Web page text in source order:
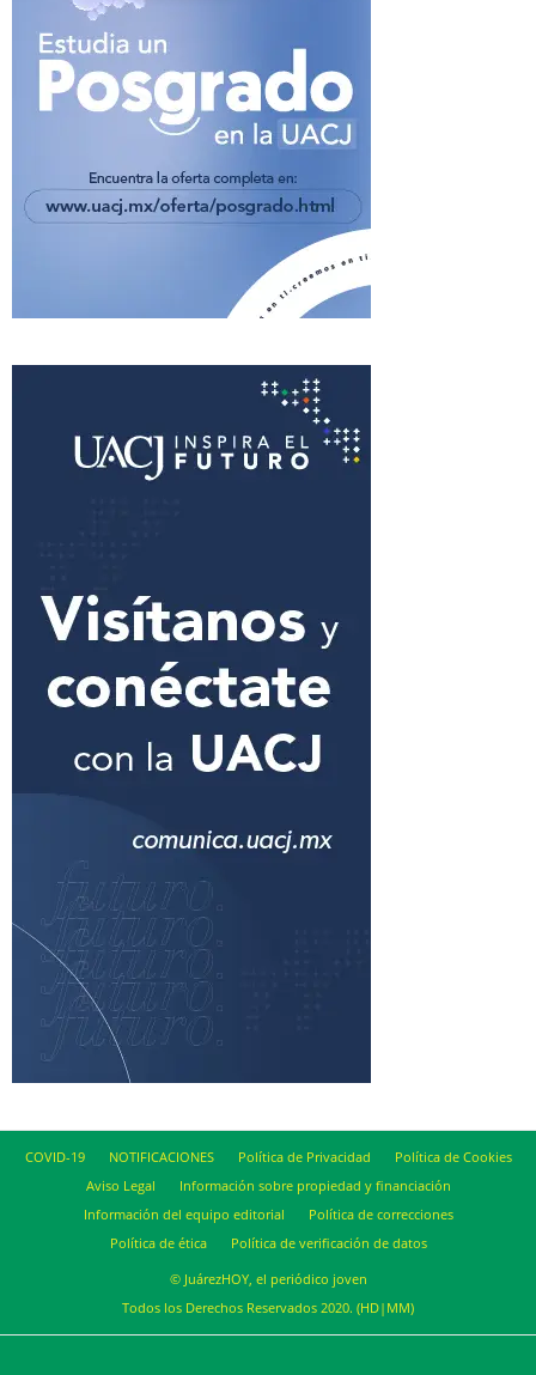
COVID-19 NOTIFICACIONES Política de Privacidad
Política de Cookies
Aviso Legal
Información sobre propiedad y financiación
Información del equipo editorial
Política de correcciones
Política de ética
Política de verificación de datos
© JuárezHOY, el periódico joven
Todos los Derechos Reservados 2020. (HD|MM)